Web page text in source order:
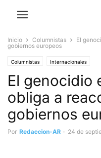
Inicio Columnistas
El
gobiernos europeos
Columnistas Internacionales
El genocidio
obliga a
gobiernos
Por Redaccion-AR - 24 de